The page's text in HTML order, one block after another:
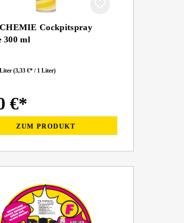
Cockpitspray
300 ml
(3,33 €* / 1 Liter)
€*
ZUM PRODUKT